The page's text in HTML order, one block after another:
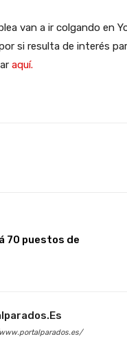
van a ir colgando en
si resulta de interés
aquí.
70 puestos de